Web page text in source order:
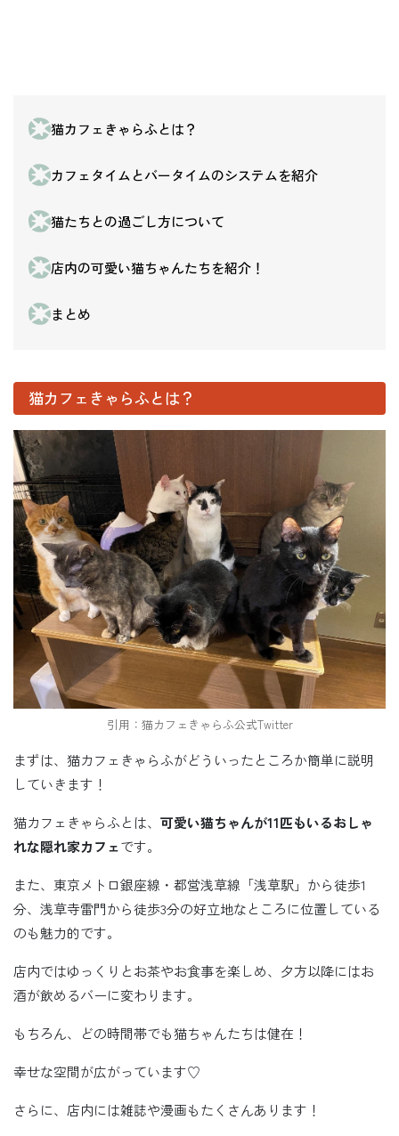
猫カフェきゃらふとは？
カフェタイムとバータイムのシステムを紹介
猫たちとの過ごし方について
店内の可愛い猫ちゃんたちを紹介！
まとめ
猫カフェきゃらふとは？
引用：猫カフェきゃらふ公式Twitter
まずは、猫カフェきゃらふがどういったところか簡単に説明
していきます！
猫カフェきゃらふとは、 可愛い猫ちゃんが11匹もいるおしゃ
れな隠れ家カフェです。
また、東京メトロ銀座線・都営浅草線「浅草駅」から徒歩1
分、浅草寺雷門から徒歩3分の好立地なところに位置している
のも魅力的です。
店内ではゆっくりとお茶やお食事を楽しめ、夕方以降にはお
酒が飲めるバーに変わります。
もちろん、どの時間帯でも猫ちゃんたちは健在！
幸せな空間が広がっています♡
さらに、店内には雑誌や漫画もたくさんあります！